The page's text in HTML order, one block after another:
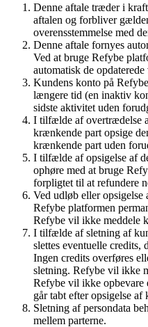
Denne aftale træder i
aftalen og forbliver
overensstemmelse med
Denne aftale fornyes
Ved at bruge Refybe
automatisk de
Kundens konto på
længere tid (en inaktiv
sidste aktivitet uden
I tilfælde af overtrædelse
krænkende part opsige
krænkende part uden
I tilfælde af opsigelse af
ophøre med at bruge
forpligtet til at refundere
Ved udløb eller opsigelse
Refybe platformen
Refybe vil ikke meddele
I tilfælde af sletning af
slettes eventuelle credits,
Ingen credits overføres
sletning. Refybe vil ikke
Refybe vil ikke opbevare
går tabt efter opsigelse
Sletning af persondata
mellem parterne.